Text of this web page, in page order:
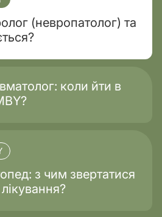
(невропатолог) та
коли йти в
з чим звертатися